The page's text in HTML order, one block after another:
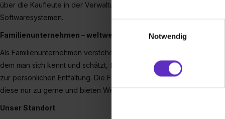
Wir verwenden Cookies zur
Webseite getroffenen
(„Statistiken“), um
Partner führen diese
zu. . In diesem Fall sowie
Notwendig
über die Kaufleute in der Verwaltung bis hin zu den Vertriebsprofis
Softwaresystemen.
Familienunternehmen – weltweit unterwegs
Als Familienunternehmen verstehen wir uns wirklich als „Familie“.
dem man sich kennt und schätzt, flache Hierarchien und kurze
zur persönlichen Entfaltung. Die Fähigkeiten und Talente unseres
diese nur zu gerne und bieten Weiterbildungen ebenso wie
Unser Standort